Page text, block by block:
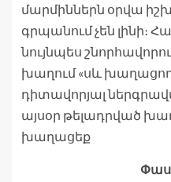
մարմիններն օրվա
գրպանում չեն լինի։
նույնպես
խաղում «սև
դիտավորյալ
այսօր թելադրված
խաղացեք